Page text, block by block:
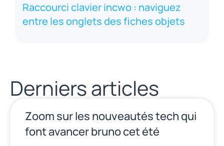
Raccourci clavier incwo : naviguez
entre les onglets des fiches objets
Derniers articles
Zoom sur les nouveautés tech qui
font avancer bruno cet été